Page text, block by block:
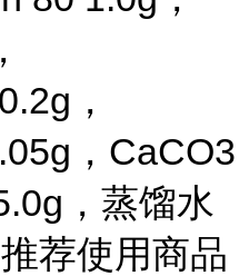
，
，CaCO3
，蒸馏水
荐使用商品